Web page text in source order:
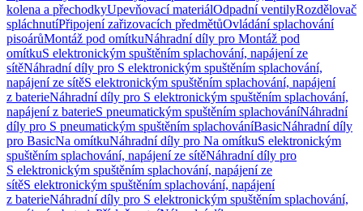
kolena a přechodkyUpevňovací materiálOdpadní ventilyRozdělovač
spláchnutíPřipojení zařizovacích předmětůOvládání splachování
pisoárůMontáž pod omítkuNáhradní díly pro Montáž pod
omítkuS elektronickým spuštěním splachování, napájení ze
sítěNáhradní díly pro S elektronickým spuštěním splachování,
napájení ze sítěS elektronickým spuštěním splachování, napájení
z baterieNáhradní díly pro S elektronickým spuštěním splachování,
napájení z baterieS pneumatickým spuštěním splachováníNáhradní
díly pro S pneumatickým spuštěním splachováníBasicNáhradní díly
pro BasicNa omítkuNáhradní díly pro Na omítkuS elektronickým
spuštěním splachování, napájení ze sítěNáhradní díly pro
S elektronickým spuštěním splachování, napájení ze
sítěS elektronickým spuštěním splachování, napájení
z baterieNáhradní díly pro S elektronickým spuštěním splachování,